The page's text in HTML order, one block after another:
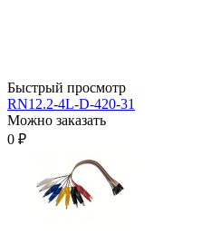
Быстрый просмотр
RN12.2-4L-D-420-31
Можно заказать
0 ₽